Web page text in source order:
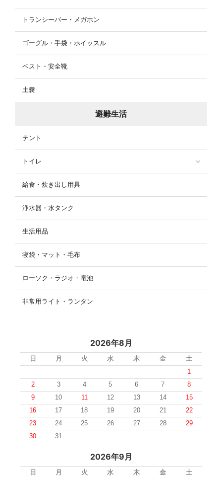
トランシーバー・メガホン
ゴーグル・手袋・ホイッスル
ベスト・安全靴
土嚢
避難生活
テント
トイレ
給食・炊き出し用具
浄水器・水タンク
生活用品
寝袋・マット・毛布
ローソク・ラジオ・電池
非常用ライト・ランタン
2026年8月
日 月 火 水 木 金
土
1
2
3 4 5 6 7
8
9
10 11 12 13 14
15
16
17 18 19 20 21
22
23
24 25 26 27 28
29
30
31
2026年9月
日 月 火 水 木 金
土